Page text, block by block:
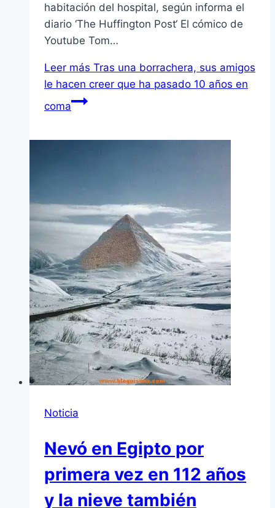
habitación del hospital, según informa el
diario ‘The Huffington Post‘ El cómico de
Youtube Tom…
Leer más Tras una borrachera, sus amigos
le hacen creer que ha pasado 10 años en
coma
Noticia
Nevó en Egipto por
primera vez en 112 años
y la nieve también